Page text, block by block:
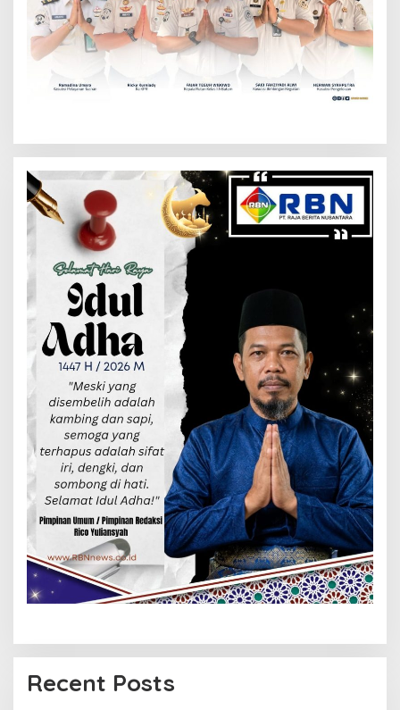
Recent Posts